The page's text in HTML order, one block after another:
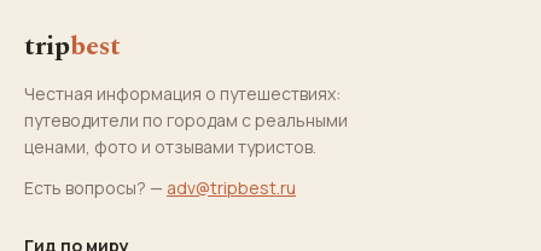
tripbest
Честная информация о путешествиях:
путеводители по городам с реальными
ценами, фото и отзывами туристов.
Есть вопросы? — adv@tripbest.ru
Гид по миру